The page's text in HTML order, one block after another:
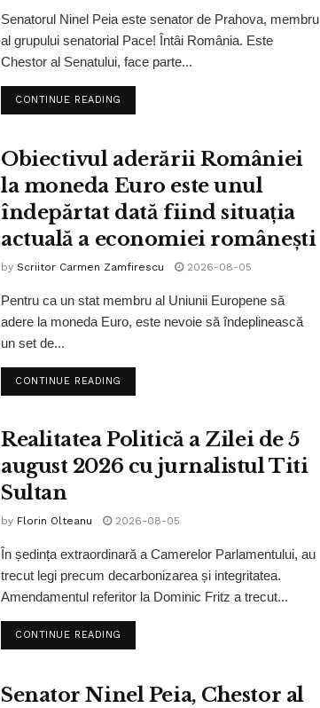
Senatorul Ninel Peia este senator de Prahova, membru
al grupului senatorial Pace! Întâi România. Este
Chestor al Senatului, face parte...
CONTINUE READING
Obiectivul aderării României
la moneda Euro este unul
îndepărtat dată fiind situația
actuală a economiei românești
by Scriitor Carmen Zamfirescu 2026-08-05
Pentru ca un stat membru al Uniunii Europene să
adere la moneda Euro, este nevoie să îndeplinească
un set de...
CONTINUE READING
Realitatea Politică a Zilei de 5
august 2026 cu jurnalistul Titi
Sultan
by Florin Olteanu 2026-08-05
În ședința extraordinară a Camerelor Parlamentului, au
trecut legi precum decarbonizarea și integritatea.
Amendamentul referitor la Dominic Fritz a trecut...
CONTINUE READING
Senator Ninel Peia, Chestor al